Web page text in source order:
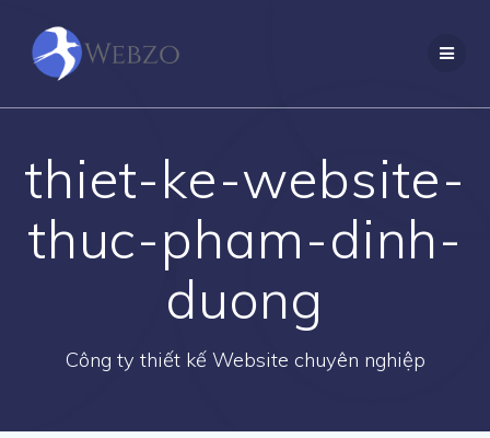
thiet-ke-website-
thuc-pham-dinh-
duong
Công ty thiết kế Website chuyên nghiệp